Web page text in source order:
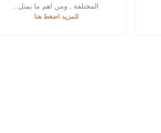
المختلفة , ومن اهم ما يمتل...
للمزيد اضغط هنا